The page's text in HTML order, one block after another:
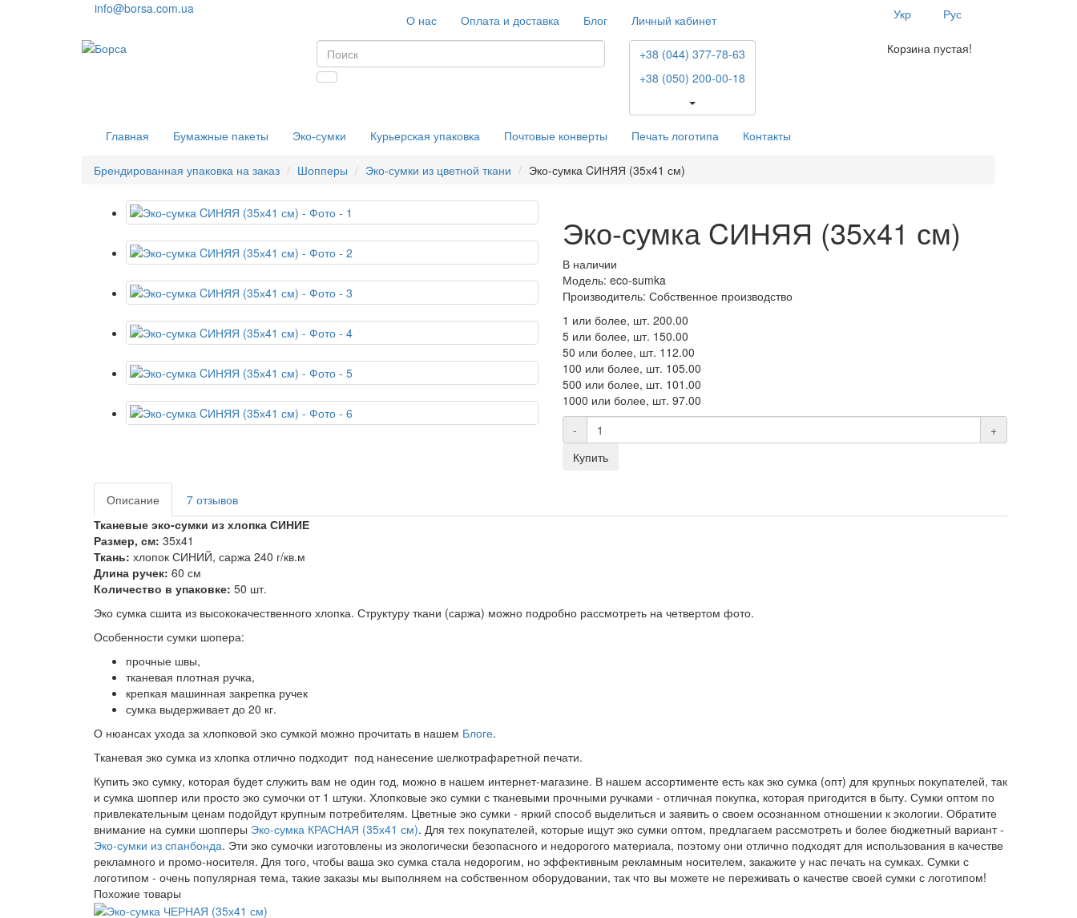
info@borsa.com.ua
О нас Оплата и доставка Блог Личный кабинет Укр Рус
+38 (044) 377-78-63
+38 (050) 200-00-18
Корзина пустая!
Главная Бумажные пакеты Эко-сумки Курьерская упаковка Почтовые конверты Печать логотипа Контакты
Брендированная упаковка на заказ Шопперы Эко-сумки из цветной ткани Эко-сумка CИНЯЯ (35х41 см)
Эко-сумка CИНЯЯ (35х41 см)
В наличии
Модель: eco-sumka
Производитель: Собственное производство
1 или более, шт. 200.00
5 или более, шт. 150.00
50 или более, шт. 112.00
100 или более, шт. 105.00
500 или более, шт. 101.00
1000 или более, шт. 97.00
-
+
Купить
Описание
7 отзывов
Тканевые эко-сумки из хлопка СИНИЕ
Размер, см: 35x41
Ткань: хлопок СИНИЙ, саржа 240 г/кв.м
Длина ручек: 60 см
Количество в упаковке: 50 шт.
Эко сумка сшита из высококачественного хлопка. Структуру ткани (саржа) можно подробно рассмотреть на четвертом фото.
Особенности сумки шопера:
прочные швы,
тканевая плотная ручка,
крепкая машинная закрепка ручек
сумка выдерживает до 20 кг.
О нюансах ухода за хлопковой эко сумкой можно прочитать в нашем Блоге.
Тканевая эко сумка из хлопка отлично подходит под нанесение шелкотрафаретной печати.
Купить эко сумку, которая будет служить вам не один год, можно в нашем интернет-магазине. В нашем ассортименте есть как эко сумка (опт) для крупных покупателей, так
и сумка шоппер или просто эко сумочки от 1 штуки. Хлопковые эко сумки с тканевыми прочными ручками - отличная покупка, которая пригодится в быту. Сумки оптом по
привлекательным ценам подойдут крупным потребителям. Цветные эко сумки - яркий способ выделиться и заявить о своем осознанном отношении к экологии. Обратите
внимание на сумки шопперы Эко-сумка КРАСНАЯ (35х41 см). Для тех покупателей, которые ищут эко сумки оптом, предлагаем рассмотреть и более бюджетный вариант -
Эко-сумки из спанбонда. Эти эко сумочки изготовлены из экологически безопасного и недорогого материала, поэтому они отлично подходят для использования в качестве
рекламного и промо-носителя. Для того, чтобы ваша эко сумка стала недорогим, но эффективным рекламным носителем, закажите у нас печать на сумках. Сумки с
логотипом - очень популярная тема, такие заказы мы выполняем на собственном оборудовании, так что вы можете не переживать о качестве своей сумки с логотипом!
Похожие товары